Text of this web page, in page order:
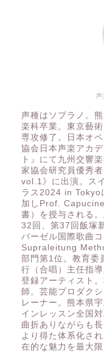
声
声種はソプラノ。
楽科卒業。東京藝
専攻修了。日本オ
協会日本声楽アカ
ト』にて九州交響
家協会研究員優秀
vol.1》に出演。ス
ラス2024 in Tokyo
加しProf.
書）を授与される
32回、第37回飯塚
バーゼル国際歌曲
Supraleitung
部門第1位。教育委
行（合唱）主任指
登録アーティスト
師。芸能プロダク
レーナー。熊本県
インレッスン全国
曲折ありながらも
より得た体系化さ
在的な魅力を最大